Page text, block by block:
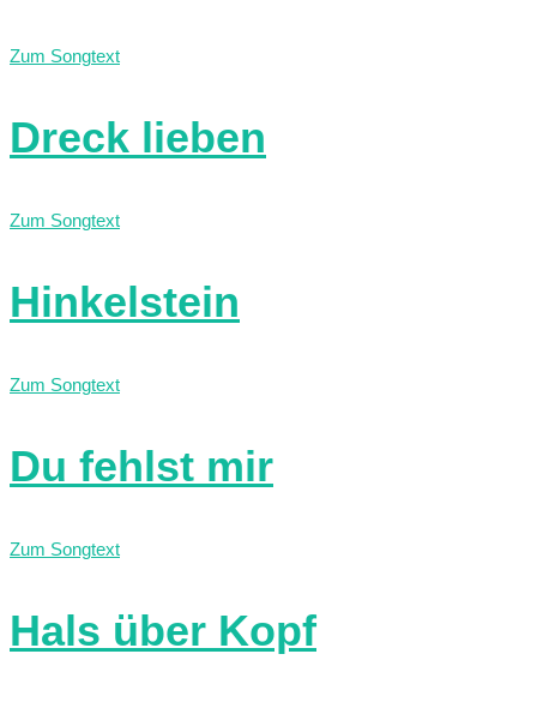
Zum Songtext
Dreck lieben
Zum Songtext
Hinkelstein
Zum Songtext
Du fehlst mir
Zum Songtext
Hals über Kopf